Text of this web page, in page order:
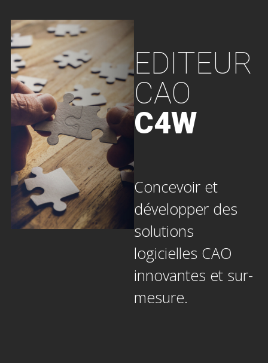
EDITEUR
CAO
C4W
Concevoir et
développer des
solutions
logicielles CAO
innovantes et sur-
mesure.